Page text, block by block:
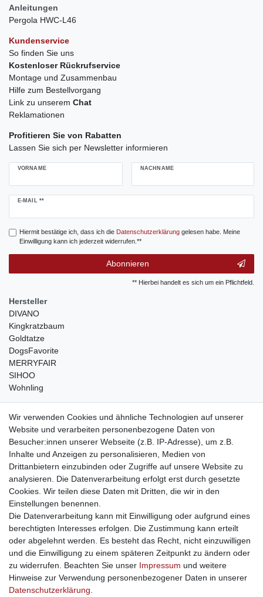
Anleitungen
Pergola HWC-L46
Kundenservice
So finden Sie uns
Kostenloser Rückrufservice
Montage und Zusammenbau
Hilfe zum Bestellvorgang
Link zu unserem Chat
Reklamationen
Profitieren Sie von Rabatten
Lassen Sie sich per Newsletter informieren
VORNAME NACHNAME
E-MAIL **
Newsletter
Hiermit bestätige ich, dass ich die Daten­schutz­erklärunggelesen habe. Meine
Einwilligung kann ich jederzeit widerrufen.**
Abonnieren
** Hierbei handelt es sich um ein Pflichtfeld.
Hersteller
DIVANO
Kingkratzbaum
Goldtatze
DogsFavorite
MERRYFAIR
SIHOO
Wohnling
weitere Shops
traumlampen- Lampen und Kronleuchter
kinderwagencenter- Exklusive und günstige Kinderwagen
gastrogeraete24- alles für Gastronomie und Imbiss
soziale Medien
Facebook
sicher einkaufen
Sichere Bestellung und Zahlung via SSL Verschlüsselung
Wir verwenden Cookies und ähnliche Technologien auf unserer
Website und verarbeiten personenbezogene Daten von
Besucher:innen unserer Webseite (z.B. IP-Adresse), um z.B.
Inhalte und Anzeigen zu personalisieren, Medien von
Drittanbietern einzubinden oder Zugriffe auf unsere Website zu
analysieren. Die Datenverarbeitung erfolgt erst durch gesetzte
Cookies. Wir teilen diese Daten mit Dritten, die wir in den
Einstellungen benennen.
Die Datenverarbeitung kann mit Einwilligung oder aufgrund eines
berechtigten Interesses erfolgen. Die Zustimmung kann erteilt
oder abgelehnt werden. Es besteht das Recht, nicht einzuwilligen
und die Einwilligung zu einem späteren Zeitpunkt zu ändern oder
zu widerrufen. Beachten Sie unser Impressum und weitere
Hinweise zur Verwendung personenbezogener Daten in unserer
Daten­schutz­erklärung